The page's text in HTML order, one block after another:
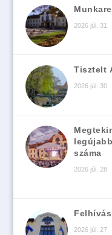
2026 júl. 31
Tisztelt
2026 júl. 30
száma
2026 júl. 28
2026 júl. 27